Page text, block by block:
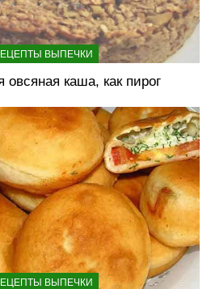
ВЫПЕЧКИ
овсяная каша, как пирог
ВЫПЕЧКИ